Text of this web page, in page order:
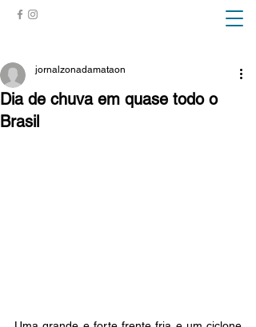
Dia de chuva em quase todo o
Brasil
jornalzonadamataon